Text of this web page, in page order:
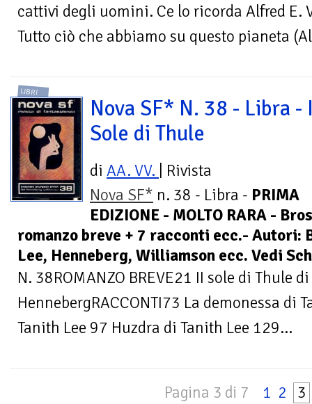
cattivi degli uomini. Ce lo ricorda Alfred E.
Tutto ciò che abbiamo su questo pianeta
LIBRI
Nova SF* N. 38 - Libra -
Sole di Thule
di AA. VV.
| Rivista
Nova SF* n. 38 - Libra - PRIMA
EDIZIONE - MOLTO RARA -
romanzo breve + 7 racconti ecc.- Autori:
Lee, Henneberg, Williamson ecc. Vedi
N. 38ROMANZO BREVE21 II sole di Thule
HennebergRACCONTI73 La demonessa di
Tanith Lee 97 Huzdra di Tanith Lee 129...
Pagina 3 di 7 1 2 3